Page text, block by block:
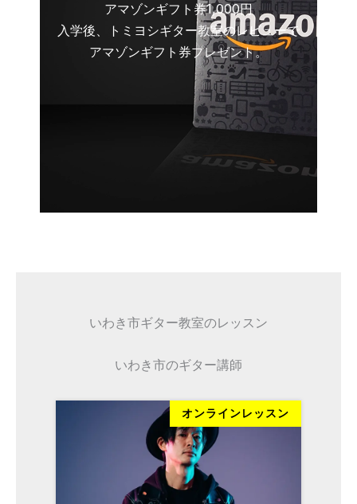
アマゾンギフト券1,000円
入学後、トミヨシギター教室のレビューで
アマゾンギフト券プレゼント。
いわき市ギター教室のレッスン
いわき市のギター講師
オンラインレッスン